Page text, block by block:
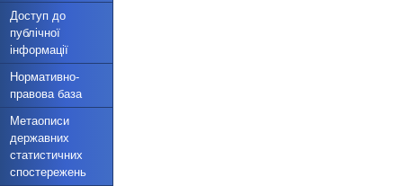
Доступ до
публічної
інформації
Нормативно-
правова база
Метаописи
державних
статистичних
спостережень